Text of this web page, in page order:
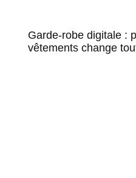
Garde-robe digitale :
vêtements change